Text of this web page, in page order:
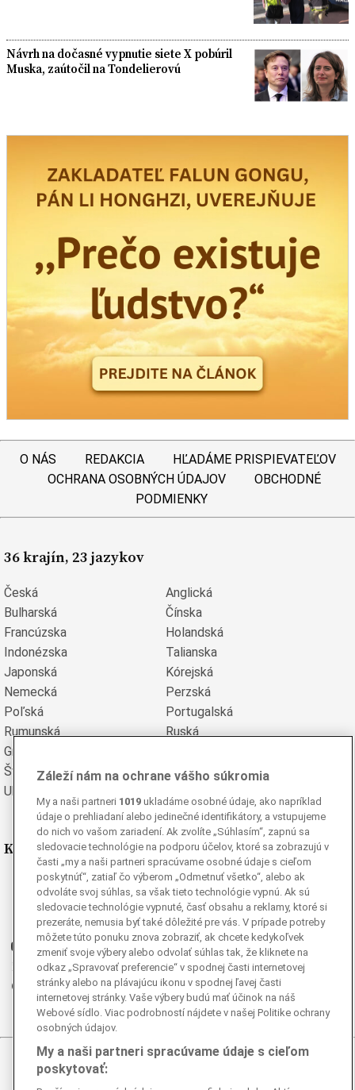
Návrh na dočasné vypnutie siete X pobúril
Muska, zaútočil na Tondelierovú
O NÁS REDAKCIA
HĽADÁME PRISPIEVATEĽOV
OCHRANA OSOBNÝCH ÚDAJOV
OBCHODNÉ
PODMIENKY
36 krajín, 23 jazykov
Česká
Anglická
Bulharská
Čínska
Francúzska
Holandská
Indonézska
Talianska
Japonská
Kórejská
Nemecká
Perzská
Poľská
Portugalská
Rumunská
Ruská
Grécka
Švédska
Turecká
Ukrajinská
Kde nás nájdete
Facebook
Instagram
Ganjing
Youtube
Twitter
Telegram
RSS
© 2026 Epoch Times Slovensko
Záleží nám na ochrane vášho súkromia
My a naši partneri 1019 ukladáme osobné údaje, ako napríklad
údaje o prehliadaní alebo jedinečné identifikátory, a vstupujeme
do nich vo vašom zariadení. Ak zvolíte „Súhlasím“, zapnú sa
sledovacie technológie na podporu účelov, ktoré sa zobrazujú v
časti „my a naši partneri spracúvame osobné údaje s cieľom
poskytnúť“, zatiaľ čo výberom „Odmetnuť všetko“, alebo ak
odvoláte svoj súhlas, sa však tieto technológie vypnú. Ak sú
sledovacie technológie vypnuté, časť obsahu a reklamy, ktoré si
prezeráte, nemusia byť také dôležité pre vás. V prípade potreby
môžete túto ponuku znova zobraziť, ak chcete kedykoľvek
zmeniť svoje výbery alebo odvolať súhlas tak, že kliknete na
odkaz „Spravovať preferencie“ v spodnej časti internetovej
stránky alebo na plávajúcu ikonu v spodnej ľavej časti
internetovej stránky. Vaše výbery budú mať účinok na náš
Webové sídlo. Viac podrobností nájdete v našej Politike ochrany
osobných údajov.
My a naši partneri spracúvame údaje s cieľom
poskytovať: